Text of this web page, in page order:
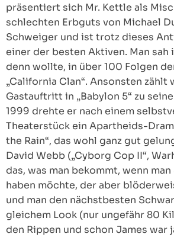
präsentiert sich Mr. Kettle als
schlechten Erbguts von Michael
Schweiger und ist trotz dieses
einer der besten Aktiven. Man sah
denn wollte, in über 100 Folgen
„California Clan“. Ansonsten zählt
Gastauftritt in „Babylon 5“ zu
1999 drehte er nach einem
Theaterstück ein Apartheids-
the Rain“, das wohl ganz gut
David Webb („Cyborg Cop II“,
das, was man bekommt, wenn
haben möchte, der aber
und man den nächstbesten
gleichem Look (nur ungefähr 80
den Rippen und schon James war